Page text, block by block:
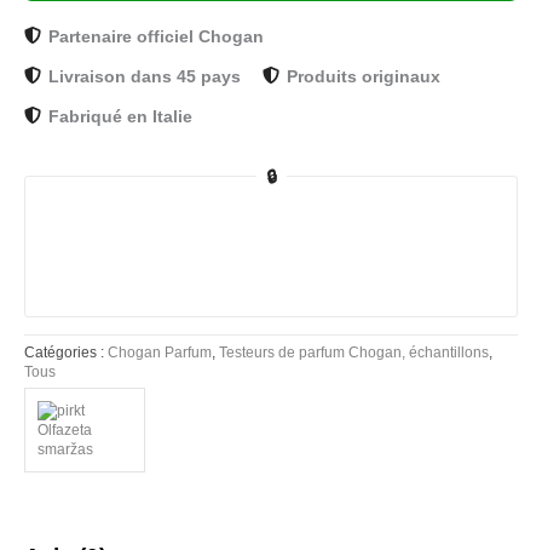
Partenaire officiel Chogan
Livraison dans 45 pays Produits originaux
Fabriqué en Italie
🔒
Catégories : Chogan Parfum, Testeurs de parfum Chogan, échantillons,
Tous